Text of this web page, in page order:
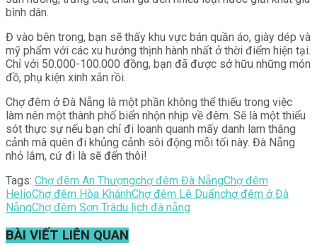
bình dân.
Đ vào bên trong, bạn sẽ thấy khu vực bán quần áo, giày dép và
mỹ phẩm với các xu hướng thịnh hành nhất ở thời điểm hiện tại.
Chỉ với 50.000-100.000 đồng, bạn đã được sở hữu những món
đồ, phụ kiện xinh xắn rồi.
Chợ đêm ở Đà Nẵng là một phần không thể thiếu trong việc
làm nên một thành phố biển nhộn nhịp về đêm. Sẽ là một thiếu
sót thực sự nếu bạn chỉ đi loanh quanh mấy danh lam thắng
cảnh mà quên đi khủng cảnh sôi động mỗi tối này. Đà Nẵng
nhỏ lắm, cứ đi là sẽ đến thôi!
Tags: Chợ đêm An Thượngchợ đêm Đà NẵngChợ đêm
HelioChợ đêm Hòa KhánhChợ đêm Lê Duẩnchợ đêm ở Đà
NẵngChợ đêm Sơn Tràdu lịch đà nẵng
BÀI VIẾT LIÊN QUAN